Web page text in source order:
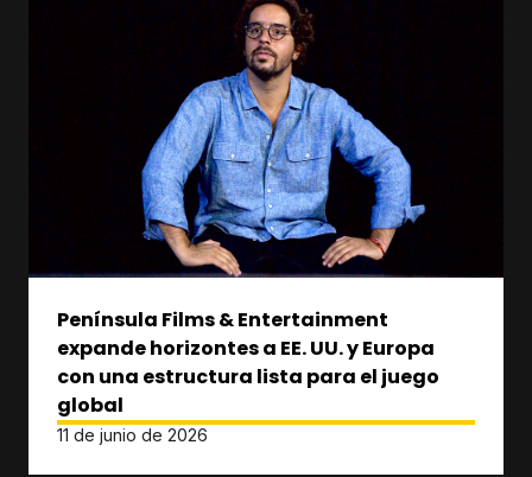
Península Films & Entertainment
expande horizontes a EE. UU. y Europa
con una estructura lista para el juego
global
11 de junio de 2026